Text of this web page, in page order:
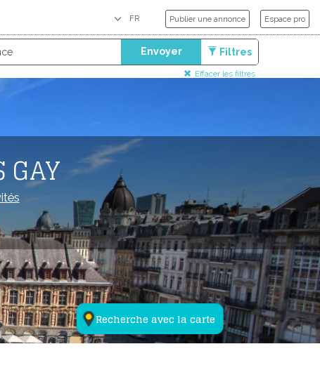
Publier une annonce Espace pro
Envoyer Filtres
Effacer les filtres
Recherche avec la carte
GAY